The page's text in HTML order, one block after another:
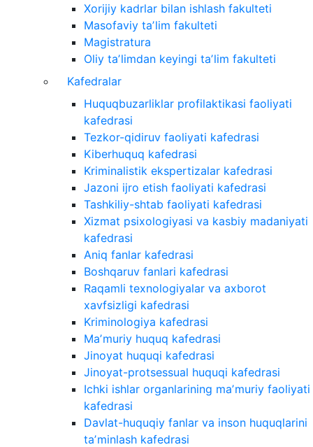
Xorijiy kadrlar bilan ishlash fakulteti
Masofaviy taʼlim fakulteti
Magistratura
Oliy taʼlimdan keyingi taʼlim fakulteti
Kafedralar
Huquqbuzarliklar profilaktikasi faoliyati
kafedrasi
Tezkor-qidiruv faoliyati kafedrasi
Kiberhuquq kafedrasi
Kriminalistik ekspertizalar kafedrasi
Jazoni ijro etish faoliyati kafedrasi
Tashkiliy-shtab faoliyati kafedrasi
Xizmat psixologiyasi va kasbiy madaniyati
kafedrasi
Aniq fanlar kafedrasi
Boshqaruv fanlari kafedrasi
Raqamli texnologiyalar va axborot
xavfsizligi kafedrasi
Kriminologiya kafedrasi
Maʼmuriy huquq kafedrasi
Jinoyat huquqi kafedrasi
Jinoyat-protsessual huquqi kafedrasi
Ichki ishlar organlarining maʼmuriy faoliyati
kafedrasi
Davlat-huquqiy fanlar va inson huquqlarini
taʼminlash kafedrasi